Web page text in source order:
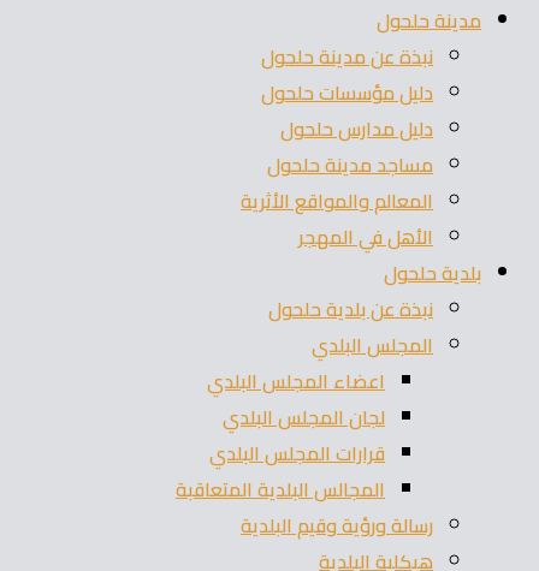
مدينة حلحول
نبذة عن مدينة حلحول
دليل مؤسسات حلحول
دليل مدارس حلحول
مساجد مدينة حلحول
المعالم والمواقع الأثرية
الأهل في المهجر
بلدية حلحول
نبذة عن بلدية حلحول
المجلس البلدي
اعضاء المجلس البلدي
لجان المجلس البلدي
قرارات المجلس البلدي
المجالس البلدية المتعاقبة
رسالة ورؤية وقيم البلدية
هيكلية البلدية